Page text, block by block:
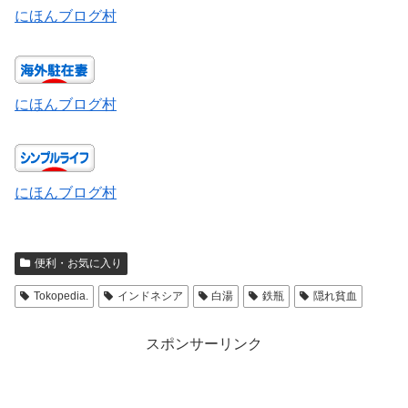
にほんブログ村
にほんブログ村
にほんブログ村
便利・お気に入り
Tokopedia. インドネシア 白湯 鉄瓶 隠れ貧血
スポンサーリンク